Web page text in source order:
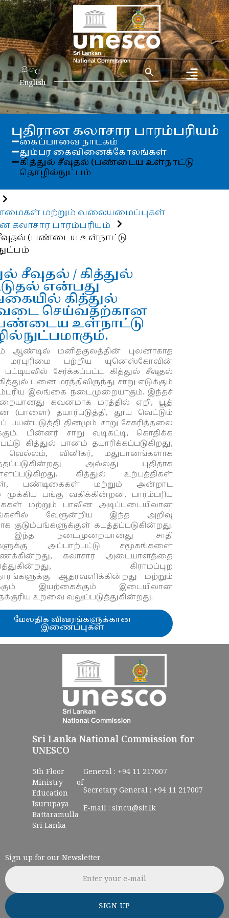
සිංහල
English
Search
for:
Search Button
புதிரான கலாசார பாரம்பரியம்
கைப்பாவை நாடகம்
தும்பர கைவினைக்கோலங்கள்
கித்துல் சீவுதல் (பண்டைய உள்நாட்டு
தொழில்நுட்பம்
மற்றும் வலையமைப்புகள்
கலாசார பாரம்பரியம்
(பண்டைய உள்நாட்டு
சீவுதல் / கித்துல்
என்பது
கித்துல்
செய்வதற்கான
உள்நாட்டு
ஆண்டில் மனிதகுலத்தின் புலனாகாத
மரபுரிமை பற்றிய யுனெஸ்கோவின்
பட்டியலில் சேர்க்கப்பட்ட கித்துல் சீவுதல்
பனை மரத்திலிருந்து சாறு எடுக்கும்
இலங்கை நடைமுறையாகும். இந்தச்
கவனமாக மரத்தில் ஏறி, பூத்
(பாளை) தயார்படுத்தி, தூய வெட்டும்
பயன்படுத்தி தினமும் சாறு சேகரித்தலை
பின்னர் சாறு வடிகட்டி, கொதிக்க
கித்துல் பானம் தயாரிக்கப்படுகிறது,
வெல்லம், வினிகர், மதுபானங்களாக
அல்லது புதிதாக
கித்துல் உற்பத்திகள்
பண்டிகைகள் மற்றும் அன்றாட
பங்கு வகிக்கின்றன. பாரம்பரிய
மற்றும் பாலின அடிப்படையிலான
வேரூன்றிய இந்த அறிவு
குடும்பங்களுக்குள் கடத்தப்படுகின்றது.
இந்த நடைமுறையானது சாதி
அப்பாற்பட்டு சமூகங்களை
கலாசார அடையாளத்தை
கிராமப்புற
ஆதரவளிக்கின்றது மற்றும்
இயற்கைக்கும் இடையிலான
உறவை வலுப்படுத்துகின்றது.
மேலதிக விவரங்களுக்கான
இணைப்புகள்
Sri Lanka National Commission for
UNESCO
5th Floor
Ministry of
Education
Isurupaya
Battaramulla
Sri Lanka
General : +94 11 217007
Secretary General : +94 11 217007
E-mail : slncu@slt.lk
Sign up for our Newsletter
Email address